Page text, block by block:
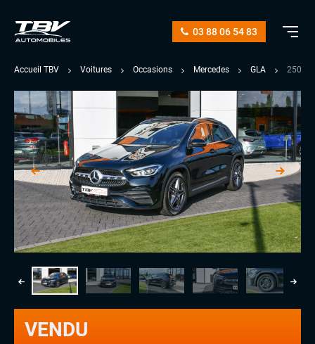
03 88 06 54 83
Accueil TBV Voitures Occasions Mercedes GLA 250
VENDU